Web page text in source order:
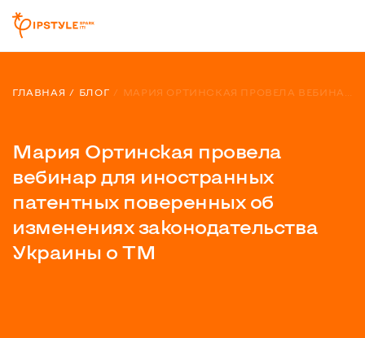
ГЛАВНАЯ БЛОГ
Мария Ортинская провела
вебинар для иностранных
патентных поверенных об
изменениях законодательства
Украины о ТМ